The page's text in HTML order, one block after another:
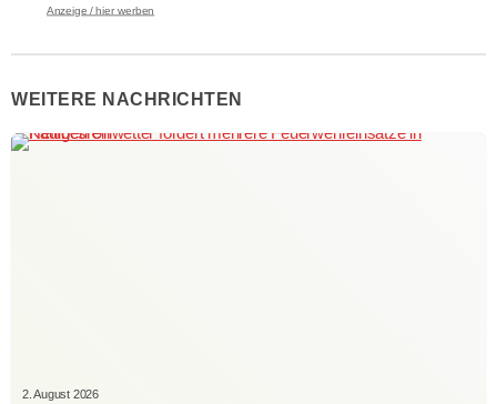
Anzeige / hier werben
WEITERE NACHRICHTEN
2. August 2026